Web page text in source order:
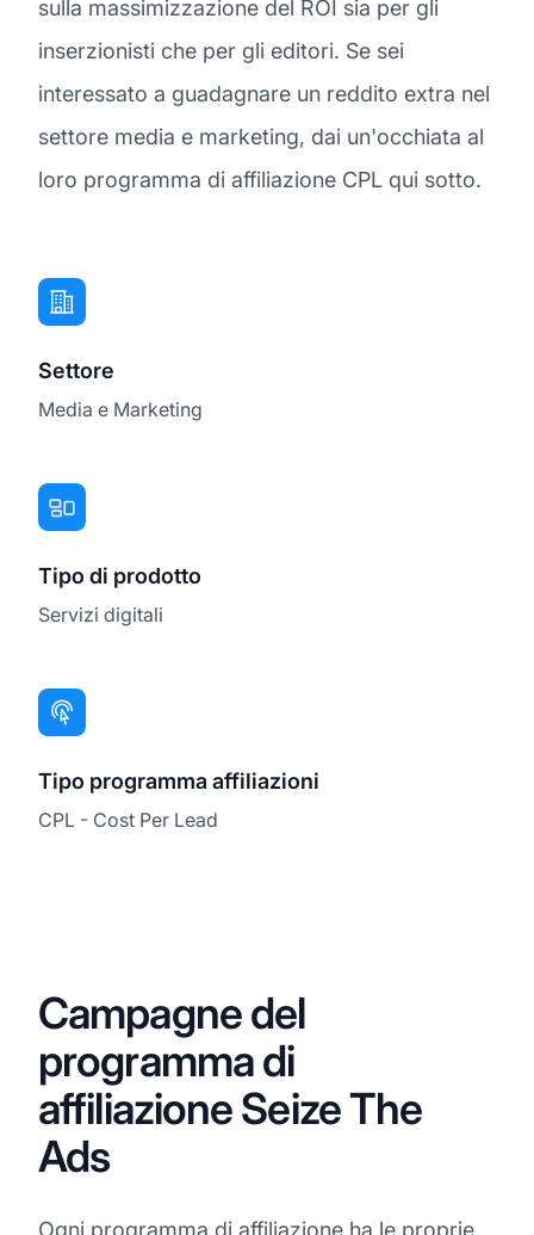
sulla massimizzazione del ROI sia per gli
inserzionisti che per gli editori. Se sei
interessato a guadagnare un reddito extra nel
settore media e marketing, dai un'occhiata al
loro programma di affiliazione CPL qui sotto.
Settore
Media e Marketing
Tipo di prodotto
Servizi digitali
Tipo programma affiliazioni
CPL - Cost Per Lead
Campagne del
programma di
affiliazione Seize The
Ads
Ogni programma di affiliazione ha le proprie